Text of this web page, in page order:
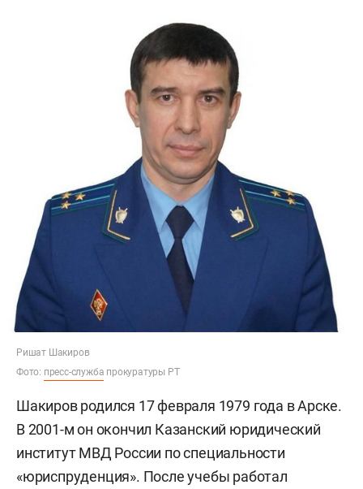
Ришат Шакиров
Фото: пресс-служба прокуратуры РТ
Шакиров родился 17 февраля 1979 года в Арске.
В 2001-м он окончил Казанский юридический
институт МВД России по специальности
«юриспруденция». После учебы работал